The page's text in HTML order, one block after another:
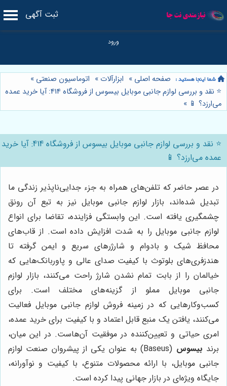
ثبت آگهی
صفحه اصلی » ابزارآلات » اتوماسیون صنعتی »
⭐️ نقد و بررسی لوازم جانبی موبایل بیسوس از فروشگاه 414: آیا خرید عمده
می‌ارزد؟ 📱 »
⭐️ نقد و بررسی لوازم جانبی موبایل بیسوس از فروشگاه 414: آیا خرید
عمده می‌ارزد؟ 📱
در عصر حاضر که تلفن‌های همراه به جزء جدایی‌ناپذیر زندگی ما
تبدیل شده‌اند، بازار لوازم جانبی موبایل نیز به تبع آن رونق
چشمگیری یافته است. این وابستگی فزاینده، تقاضا برای انواع
لوازم جانبی موبایل را به شدت افزایش داده است. از قاب‌های
محافظ شیک و بادوام و شارژرهای سریع و ایمن گرفته تا
هندزفری‌های بلوتوث با کیفیت صدای عالی و پاوربانک‌هایی که
خیالمان را از بابت تمام نشدن شارژ راحت می‌کنند، بازار لوازم
جانبی موبایل مملو از گزینه‌های مختلف است. برای
کسب‌وکارهایی که در زمینه فروش لوازم جانبی موبایل فعالیت
می‌کنند، یافتن یک منبع قابل اعتماد و با کیفیت برای خرید عمده،
امری حیاتی و تعیین‌کننده در موفقیت آن‌هاست. در این میان،
برند بیسوس
(Baseus) به عنوان یکی از پیشروان صنعت لوازم
جانبی موبایل، با ارائه محصولات متنوع، با کیفیت و نوآورانه،
جایگاه ویژه‌ای در بازار جهانی پیدا کرده است.